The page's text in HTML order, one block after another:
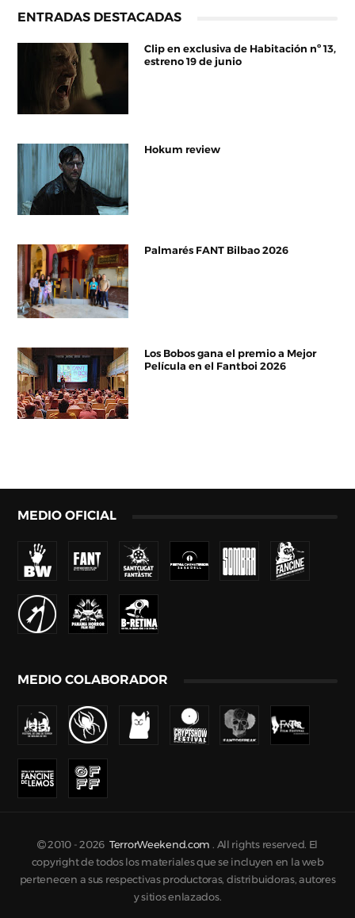
ENTRADAS DESTACADAS
Clip en exclusiva de Habitación nº 13,
estreno 19 de junio
Hokum review
Palmarés FANT Bilbao 2026
Los Bobos gana el premio a Mejor
Película en el Fantboi 2026
MEDIO OFICIAL
MEDIO COLABORADOR
2010 -2026 TerrorWeekend.com . All rights reserved. El
copyright de todos los materiales que se incluyen en la web
pertenecen a sus respectivas productoras, distribuidoras, autores
y sitios enlazados.